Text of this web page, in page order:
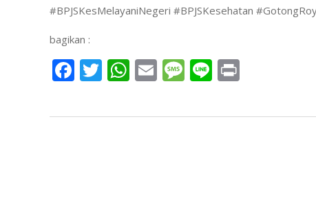
#BPJSKesMelayaniNegeri #BPJSKesehatan
bagikan :
Facebook
Twitter
WhatsApp
EmailMessage
Line